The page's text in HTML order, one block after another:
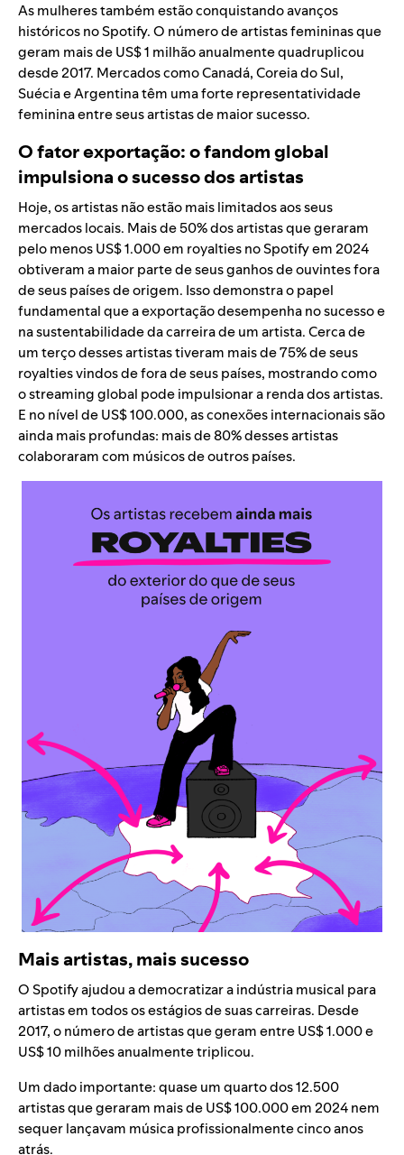
As mulheres também estão conquistando avanços
históricos no Spotify. O número de artistas femininas que
geram mais de US$ 1 milhão anualmente quadruplicou
desde 2017. Mercados como Canadá, Coreia do Sul,
Suécia e Argentina têm uma forte representatividade
feminina entre seus artistas de maior sucesso.
O fator exportação: o fandom global
impulsiona o sucesso dos artistas
Hoje, os artistas não estão mais limitados aos seus
mercados locais. Mais de 50% dos artistas que geraram
pelo menos US$ 1.000 em royalties no Spotify em 2024
obtiveram a maior parte de seus ganhos de ouvintes fora
de seus países de origem. Isso demonstra o papel
fundamental que a exportação desempenha no sucesso e
na sustentabilidade da carreira de um artista. Cerca de
um terço desses artistas tiveram mais de 75% de seus
royalties vindos de fora de seus países, mostrando como
o streaming global pode impulsionar a renda dos artistas.
E no nível de US$ 100.000, as conexões internacionais são
ainda mais profundas: mais de 80% desses artistas
colaboraram com músicos de outros países.
Mais artistas, mais sucesso
O Spotify ajudou a democratizar a indústria musical para
artistas em todos os estágios de suas carreiras. Desde
2017, o número de artistas que geram entre US$ 1.000 e
US$ 10 milhões anualmente triplicou.
Um dado importante: quase um quarto dos 12.500
artistas que geraram mais de US$ 100.000 em 2024 nem
sequer lançavam música profissionalmente cinco anos
atrás.